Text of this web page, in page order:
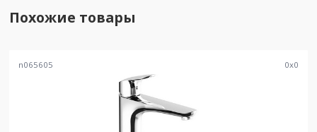
Похожие товары
n065605 0x0